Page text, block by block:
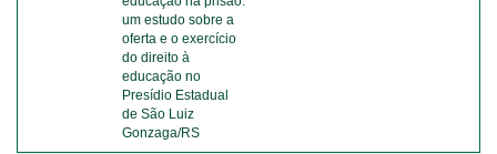
um estudo sobre a
oferta e o exercício
do direito à
educação no
Presídio Estadual
de São Luiz
Gonzaga/RS